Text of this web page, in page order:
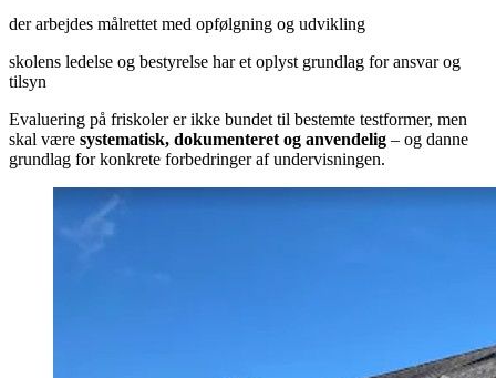
der arbejdes målrettet med opfølgning og udvikling
skolens ledelse og bestyrelse har et oplyst grundlag for ansvar og
tilsyn
Evaluering på friskoler er ikke bundet til bestemte testformer, men
skal være systematisk, dokumenteret og anvendelig – og danne
grundlag for konkrete forbedringer af undervisningen.